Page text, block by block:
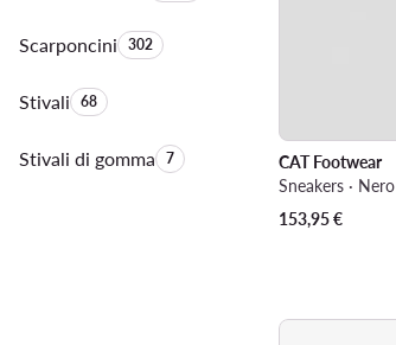
ScarponciniQuantità di prodotti:
302
StivaliQuantità di prodotti:
68
Stivali di gommaQuantità di prodotti:
7
CAT Footwear
Sneakers · Nero
153,95€